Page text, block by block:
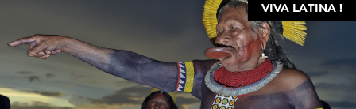
VIVA LATINA !